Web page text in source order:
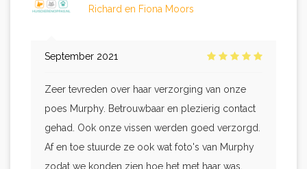
Richard en Fiona Moors
September 2021
Zeer tevreden over haar verzorging van onze
poes Murphy. Betrouwbaar en plezierig contact
gehad. Ook onze vissen werden goed verzorgd.
Af en toe stuurde ze ook wat foto's van Murphy
zodat we konden zien hoe het met haar was.